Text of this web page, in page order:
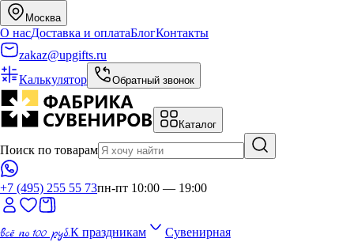
Москва
О насДоставка и оплатаБлогКонтакты
zakaz@upgifts.ru
Калькулятор
Обратный звонок
Каталог
Поиск по товарам
+7 (495) 255 55 73пн-пт 10:00 — 19:00
всё по 100 руб.К праздникам
Сувенирная